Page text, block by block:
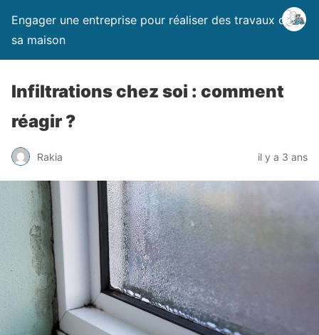
Engager une entreprise pour réaliser des travaux dans
sa maison
Infiltrations chez soi : comment
réagir ?
Rakia il y a 3 ans